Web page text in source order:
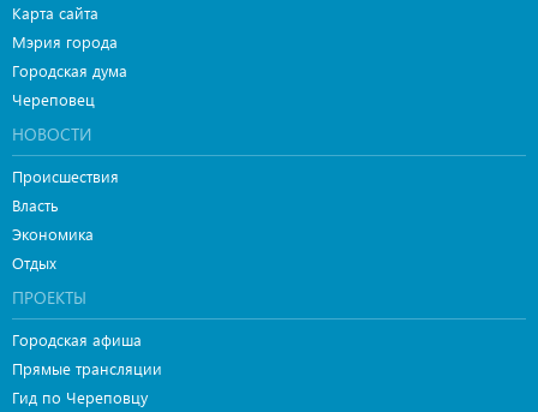
Карта сайта
Мэрия города
Городская дума
Череповец
НОВОСТИ
Происшествия
Власть
Экономика
Отдых
ПРОЕКТЫ
Городская афиша
Прямые трансляции
Гид по Череповцу